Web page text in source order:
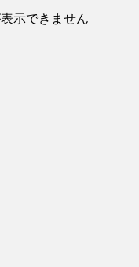
示できません